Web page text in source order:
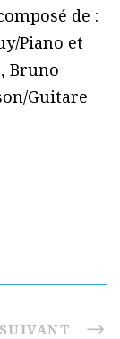
de :
Piano et
Bruno
Guitare
SUIVANT